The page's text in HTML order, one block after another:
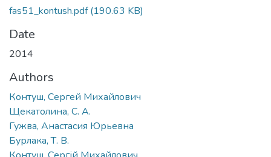
fas51_kontush.pdf(190.63 KB)
Date
2014
Authors
Контуш, Сергей Михайлович
Щекатолина, С. А.
Гужва, Анастасия Юрьевна
Бурлака, Т. В.